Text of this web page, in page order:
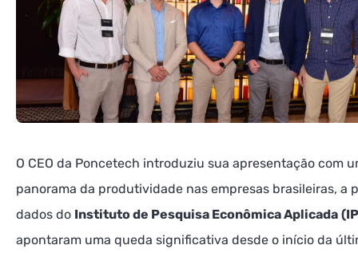
O CEO da Poncetech introduziu sua apresentação com
panorama da produtividade nas empresas brasileiras, a
dados do Instituto de Pesquisa Econômica Aplicada
apontaram uma queda significativa desde o início da